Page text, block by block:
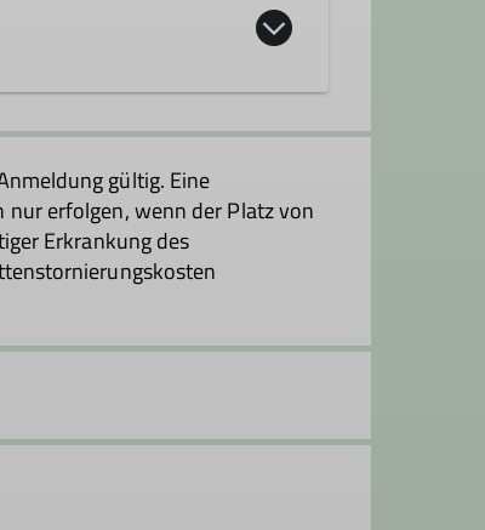
gültig. Eine
erfolgen, wenn der Platz von
Erkrankung des